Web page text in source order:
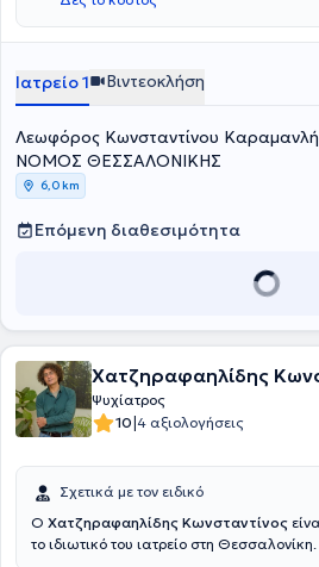
Φροντίδα. Επιπλέον, είναι μέλος της
Σώματος Ιατρών (ΚΕΠΑ).
ψυχοθεραπεία και ολοκληρωμένη
της, ενώ αναλαμβάνει και τη σύνταξη
Ιατρείο 1 Βιντεοκλήση
Λεωφόρος Κωνσταντίνου
ΝΟΜΟΣ ΘΕΣΣΑΛΟΝΙΚΗΣ
6,0 km
Επόμενη διαθεσιμότητα
Χατζηραφαηλίδης
Ψυχίατρος
10|4 αξιολογήσεις
Σχετικά με τον ειδικό
O Χατζηραφαηλίδης Κωνσταντίνος
το ιδιωτικό του ιατρείο στη